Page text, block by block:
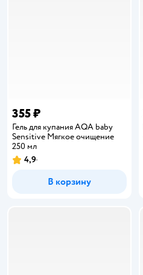
355 ₽
Гель для купания AQA baby
Sensitive Мягкое очищение
250 мл
Рейтинг:
4,9
В корзину